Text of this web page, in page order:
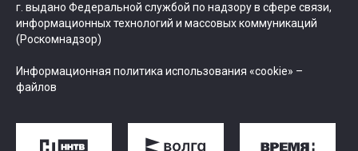
г. выдано Федеральной службой по надзору в сфере связи,
информационных технологий и массовых коммуникаций
(Роскомнадзор)
Информационная политика использования «cookie» –
файлов